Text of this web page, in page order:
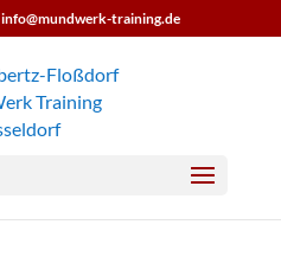
info@mundwerk-training.de